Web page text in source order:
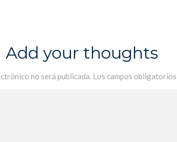
Add your thoughts
no será publicada. Los campos